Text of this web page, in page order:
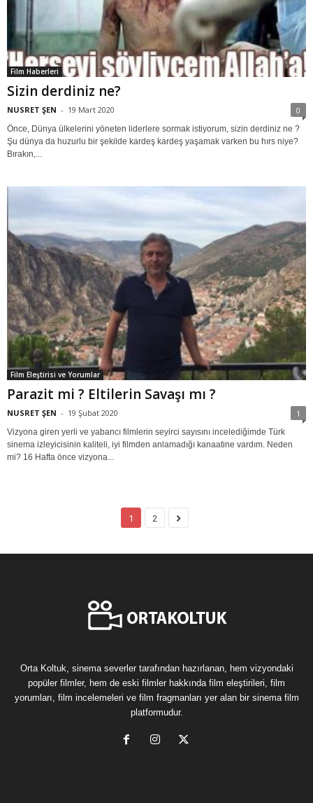
Film Haberleri
Sizin derdiniz ne?
NUSRET ŞEN - 19 Mart 2020 0
Önce, Dünya ülkelerini yöneten liderlere sormak istiyorum, sizin derdiniz ne ?
Şu dünya da huzurlu bir şekilde kardeş kardeş yaşamak varken bu hırs niye?
Bırakın,...
Film Eleştirisi ve Yorumlar
Parazit mi ? Eltilerin Savaşı mı ?
NUSRET ŞEN - 19 Şubat 2020 1
Vizyona giren yerli ve yabancı filmlerin seyirci sayısını incelediğimde Türk
sinema izleyicisinin kaliteli, iyi filmden anlamadığı kanaatine vardım. Neden
mi? 16 Hafta önce vizyona...
1 2
Orta Koltuk, sinema severler tarafından hazırlanan, hem vizyondaki
popüler filmler, hem de eski filmler hakkında film eleştirileri, film
yorumları, film incelemeleri ve film fragmanları yer alan bir sinema film
platformudur.